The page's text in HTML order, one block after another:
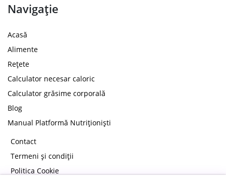
Navigație
Acasă
Alimente
Rețete
Calculator necesar caloric
Calculator grăsime corporală
Blog
Manual Platformă Nutriționiști
Contact
Termeni și condiții
Politica Cookie